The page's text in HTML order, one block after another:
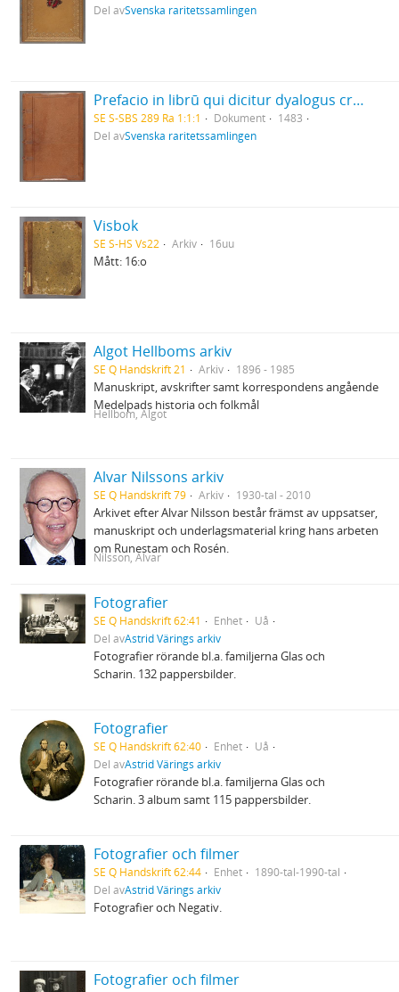
Del avSvenska raritetssamlingen
Prefacio in librū qui dicitur dyalogus creaturar[um] moralizatus omni materie morali iocundo et edificatiuo modo applicabilis. - 1483
SE S-SBS 289 Ra 1:1:1 Dokument
1483
Del avSvenska raritetssamlingen
Visbok
SE S-HS Vs22 Arkiv 16uu
Mått: 16:o
Algot Hellboms arkiv
SE Q Handskrift 21 Arkiv 1896 - 1985
Manuskript, avskrifter samt korrespondens angående
Medelpads historia och folkmål
Hellbom, Algot
Alvar Nilssons arkiv
SE Q Handskrift 79 Arkiv 1930-tal - 2010
Arkivet efter Alvar Nilsson består främst av uppsatser,
manuskript och underlagsmaterial kring hans arbeten
om Runestam och Rosén.
Nilsson, Alvar
Fotografier
SE Q Handskrift 62:41 Enhet
Uå
Del avAstrid Värings arkiv
Fotografier rörande bl.a. familjerna Glas och
Scharin. 132 pappersbilder.
Fotografier
SE Q Handskrift 62:40 Enhet
Uå
Del avAstrid Värings arkiv
Fotografier rörande bl.a. familjerna Glas och
Scharin. 3 album samt 115 pappersbilder.
Fotografier och filmer
SE Q Handskrift 62:44 Enhet
1890-tal-1990-tal
Del avAstrid Värings arkiv
Fotografier och Negativ.
Fotografier och filmer